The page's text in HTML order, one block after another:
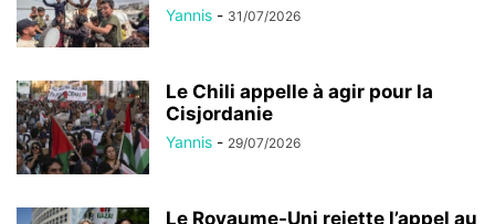
Yannis - 31/07/2026
Le Chili appelle à agir pour la
Cisjordanie
Yannis - 29/07/2026
Le Royaume-Uni rejette l’appel au